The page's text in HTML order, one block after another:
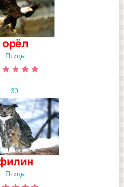
Птицы
30
Птицы